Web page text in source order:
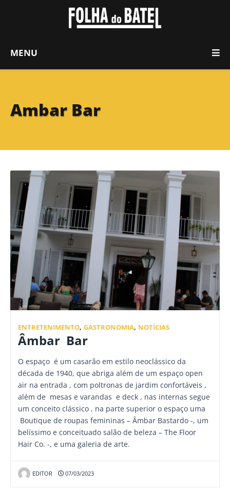
MENU
Ambar Bar
ENTRETENIMENTO, GASTRONOMIA, NOTÍCIAS
Âmbar Bar
O espaço é um casarão em estilo neoclássico da
década de 1940, que abriga além de um espaço open
air na entrada , com poltronas de jardim confortáveis ,
além de mesas e varandas e deck , nas internas segue
um conceito clássico , na parte superior o espaço uma
Boutique de roupas femininas – Âmbar Bastardo -, um
belíssimo e conceituado salão de beleza – The Floor
Hair Co. -, e uma galeria de arte.
EDITOR 07/03/2023